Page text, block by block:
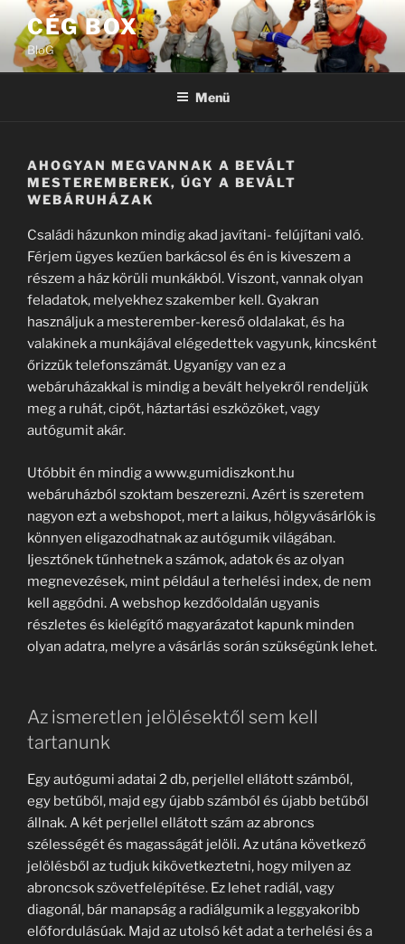
Tartalomhoz
CÉG BOX
BloG
Menü
AHOGYAN MEGVANNAK A BEVÁLT
MESTEREMBEREK, ÚGY A BEVÁLT
WEBÁRUHÁZAK
Családi házunkon mindig akad javítani- felújítani való.
Férjem ügyes kezűen barkácsol és én is kiveszem a
részem a ház körüli munkákból. Viszont, vannak olyan
feladatok, melyekhez szakember kell. Gyakran
használjuk a mesterember-kereső oldalakat, és ha
valakinek a munkájával elégedettek vagyunk, kincsként
őrizzük telefonszámát. Ugyanígy van ez a
webáruházakkal is mindig a bevált helyekről rendeljük
meg a ruhát, cipőt, háztartási eszközöket, vagy
autógumit akár.
Utóbbit én mindig a www.gumidiszkont.hu
webáruházból szoktam beszerezni. Azért is szeretem
nagyon ezt a webshopot, mert a laikus, hölgyvásárlók is
könnyen eligazodhatnak az autógumik világában.
Ijesztőnek tűnhetnek a számok, adatok és az olyan
megnevezések, mint például a terhelési index, de nem
kell aggódni. A webshop kezdőoldalán ugyanis
részletes és kielégítő magyarázatot kapunk minden
olyan adatra, melyre a vásárlás során szükségünk lehet.
Az ismeretlen jelölésektől sem kell
tartanunk
Egy autógumi adatai 2 db, perjellel ellátott számból,
egy betűből, majd egy újabb számból és újabb betűből
állnak. A két perjellel ellátott szám az abroncs
szélességét és magasságát jelöli. Az utána következő
jelölésből az tudjuk kikövetkeztetni, hogy milyen az
abroncsok szövetfelépítése. Ez lehet radiál, vagy
diagonál, bár manapság a radiálgumik a leggyakoribb
előfordulásúak. Majd az utolsó két adat a terhelési és a